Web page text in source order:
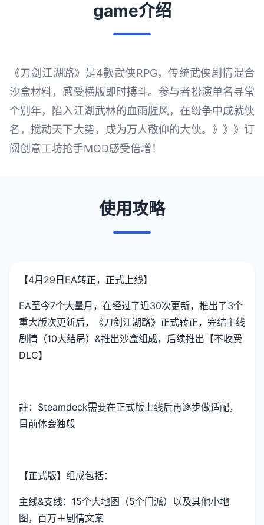
game介绍
《刀剑江湖路》是4款武侠RPG，传统武侠剧情混合
沙盒材料，感受横版即时搏斗。参与者扮演单名寻常
个别年，陷入江湖武林的血雨腥风，在纷争中成就侠
名，搅动天下大势，成为万人敬仰的大侠。》》》订
阅创意工坊抢手MOD感受倍增！
使用攻略
【4月29日EA转正，正式上线】
EA至今7个大量月，在经过了近30次更新，推出了3个
重大版次更新后，《刀剑江湖路》正式转正，完结主线
剧情（10大结局）&推出沙盒组成，后续推出【不收费
DLC】
註：Steamdeck需要在正式版上线后再逐步做适配，
目前体会独般
【正式版】组成包括：
主线&支线：15个大地图（5个门派）以及其他小地
图，百万＋剧情文案